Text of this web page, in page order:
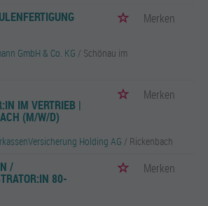
Merken
GmbH & Co. KG / Schönau im
IM VERTRIEB |
(M/W/D)
Merken
Holding AG / Rickenbach
/
80-
Merken